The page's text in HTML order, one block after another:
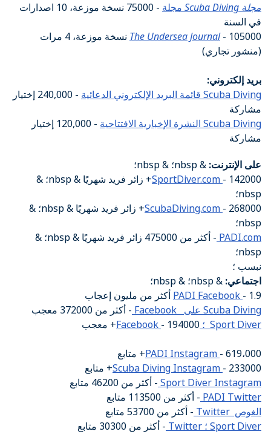
مجلة Scuba Diving
مجلة
- 75000 نسخة موزعة، 10 اصدارات
في السنة
The Undersea Journal
- 105000 نسخة موزعة، 4 مرات
(منشور تجاري)
بريد إلكتروني:
Scuba Diving قائمة البريد الإلكتروني الدعائية
- 240,000 إختيار
مشاركة
Scuba Diving النشرة الإخبارية الافتتاحية
- 120,000 إختيار
مشاركة
على الإنترنت: & nbsp؛ & nbsp؛
SportDiver.com
- 142000+ زائر فريد شهريًا & nbsp؛ &
nbsp؛
ScubaDiving.com
- 268000+ زائر فريد شهريًا & nbsp؛ &
nbsp؛
PADI.com
- أكثر من 475000 زائر فريد شهريًا & nbsp؛ &
nbsp؛
نبسب ؛
اجتماعي: & nbsp؛ & nbsp؛
PADI Facebook - 1.9 أكثر من مليون إعجاب
Scuba Diving على Facebook
- أكثر من 372000 معجب
Sport Diver ؛ Facebook
- 194000+ معجب
PADI Instagram - 619،000+ متابع
Scuba Diving Instagram - 233000+ متابع
Sport Diver Instagram - أكثر من 46200 متابع
PADI Twitter - أكثر من 113500 متابع
الغوص Twitter
- أكثر من 53700 متابع
Sport Diver ؛ Twitter
- أكثر من 30300 متابع